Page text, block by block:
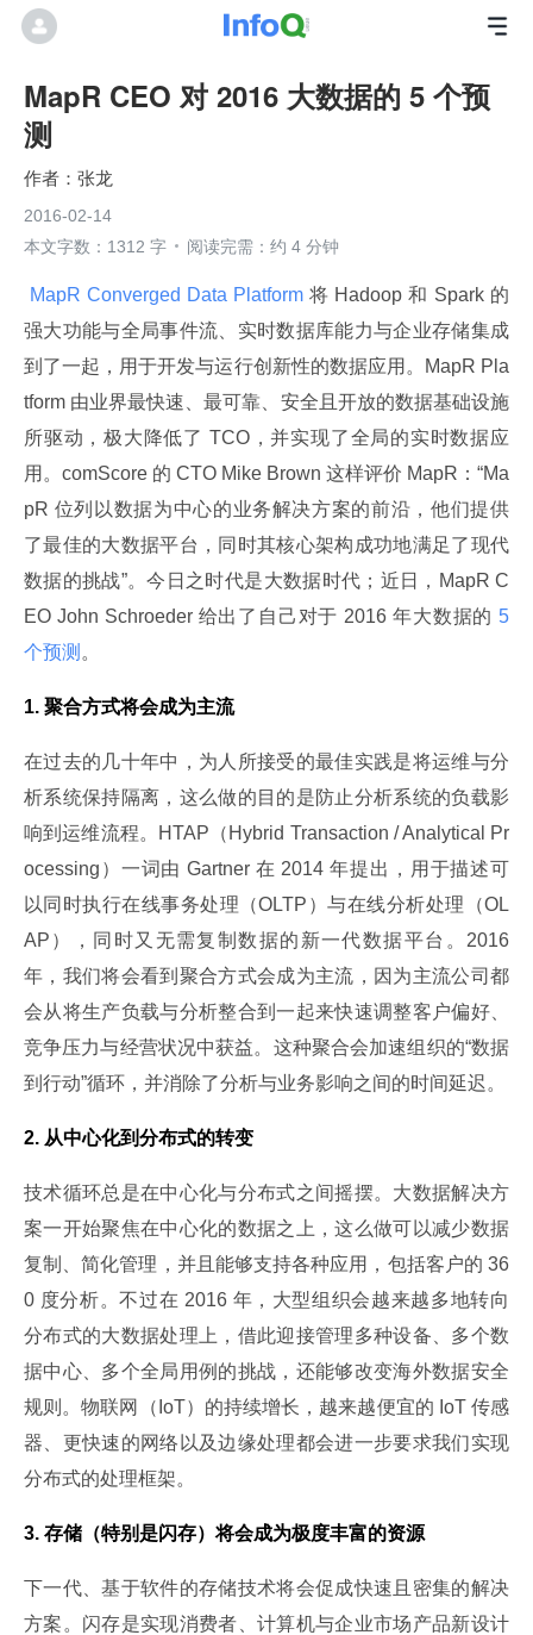
MapR CEO 对 2016 大数据的 5 个预
测
张龙
2016-02-14
本文字数：1312 字
阅读完需：约 4 分钟
MapR Converged Data Platform 将 Hadoop 和 Spark 的
强大功能与全局事件流、实时数据库能力与企业存储集成
到了一起，用于开发与运行创新性的数据应用。MapR Pla
tform 由业界最快速、最可靠、安全且开放的数据基础设施
所驱动，极大降低了 TCO，并实现了全局的实时数据应
用。comScore 的 CTO Mike Brown 这样评价 MapR：“Ma
pR 位列以数据为中心的业务解决方案的前沿，他们提供
了最佳的大数据平台，同时其核心架构成功地满足了现代
数据的挑战”。今日之时代是大数据时代；近日，MapR C
EO John Schroeder 给出了自己对于 2016 年大数据的 5
个预测 。
1. 聚合方式将会成为主流
在过去的几十年中，为人所接受的最佳实践是将运维与分
析系统保持隔离，这么做的目的是防止分析系统的负载影
响到运维流程。HTAP（Hybrid Transaction / Analytical Pr
ocessing）一词由 Gartner 在 2014 年提出，用于描述可
以同时执行在线事务处理（OLTP）与在线分析处理（OL
AP），同时又无需复制数据的新一代数据平台。2016
年，我们将会看到聚合方式会成为主流，因为主流公司都
会从将生产负载与分析整合到一起来快速调整客户偏好、
竞争压力与经营状况中获益。这种聚合会加速组织的“数据
到行动”循环，并消除了分析与业务影响之间的时间延迟。
2. 从中心化到分布式的转变
技术循环总是在中心化与分布式之间摇摆。大数据解决方
案一开始聚焦在中心化的数据之上，这么做可以减少数据
复制、简化管理，并且能够支持各种应用，包括客户的 36
0 度分析。不过在 2016 年，大型组织会越来越多地转向
分布式的大数据处理上，借此迎接管理多种设备、多个数
据中心、多个全局用例的挑战，还能够改变海外数据安全
规则。物联网（IoT）的持续增长，越来越便宜的 IoT 传感
器、更快速的网络以及边缘处理都会进一步要求我们实现
分布式的处理框架。
3. 存储（特别是闪存）将会成为极度丰富的资源
下一代、基于软件的存储技术将会促成快速且密集的解决
方案。闪存是实现消费者、计算机与企业市场产品新设计